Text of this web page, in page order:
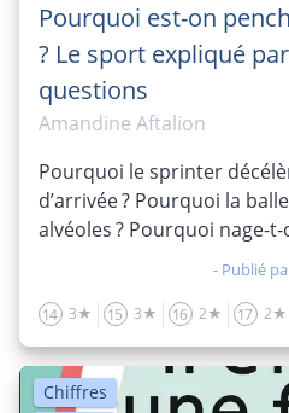
Pourquoi est-on
? Le sport expliqué
questions
Amandine Aftalion
Pourquoi le sprinter
d’arrivée ? Pourquoi la
alvéoles ? Pourquoi nage-
- Publié
14 3★ 15 3★ 16 2★ 17 2★
Chiffres